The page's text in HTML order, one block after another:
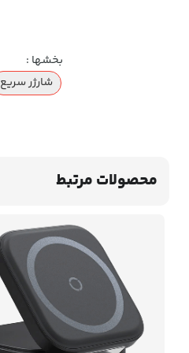
بخشها :
شارژر سریع
محصولات مرتبط